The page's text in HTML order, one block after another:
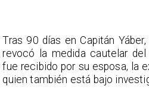
Tras 90 días en Capitán
revocó la medida cautelar
fue recibido por su esposa, la
quien también está bajo